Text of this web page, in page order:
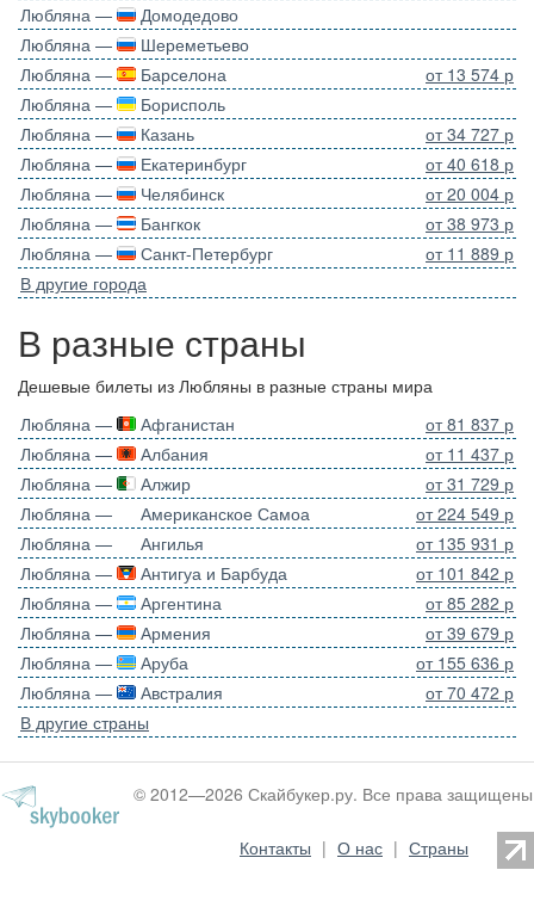
Любляна —
Домодедово
Любляна —
Шереметьево
Любляна —
Барселона
от 13 574 р
Любляна —
Борисполь
Любляна —
Казань
от 34 727 р
Любляна —
Екатеринбург
от 40 618 р
Любляна —
Челябинск
от 20 004 р
Любляна —
Бангкок
от 38 973 р
Любляна —
Санкт-Петербург
от 11 889 р
В другие города
В разные страны
Дешевые билеты из Любляны в разные страны мира
Любляна —
Афганистан
от 81 837 р
Любляна —
Албания
от 11 437 р
Любляна —
Алжир
от 31 729 р
Любляна —
Американское Самоа
от 224 549 р
Любляна —
Ангилья
от 135 931 р
Любляна —
Антигуа и Барбуда
от 101 842 р
Любляна —
Аргентина
от 85 282 р
Любляна —
Армения
от 39 679 р
Любляна —
Аруба
от 155 636 р
Любляна —
Австралия
от 70 472 р
В другие страны
© 2012—2026 Скайбукер.ру. Все права защищены
Контакты | О нас | Страны